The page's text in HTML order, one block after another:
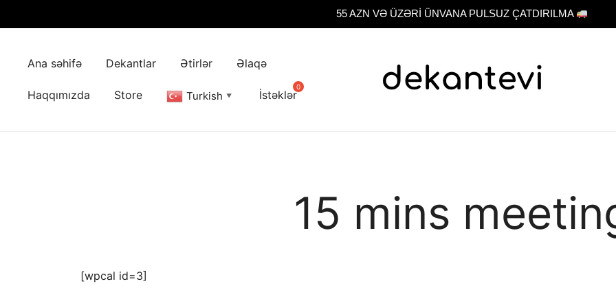
55 AZN VƏ ÜZƏRİ ÜNVANA PULSUZ ÇATDIRILMA
Ana səhifə Dekantlar Ətirlər Əlaqə
Haqqımızda Store Turkish ▼ İstəklər
15 mins
[wpcal id=3]